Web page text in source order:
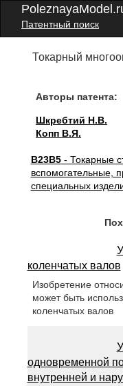
Патентный поиск
Токарный
Авторы патента:
Шкребтий Н.В.
Копп В.Я.
B23B5- Токарные
вспомогательные,
специальных
коленчатых валов
Изобретение
может быть
коленчатых валов
одновременной
внутренней и